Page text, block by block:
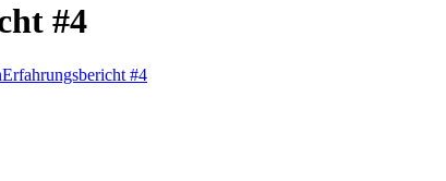
#4
Erfahrungsbericht #4